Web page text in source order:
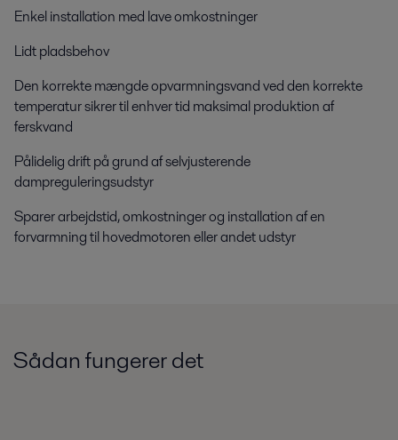
Enkel installation med lave omkostninger
Lidt pladsbehov
Den korrekte mængde opvarmningsvand ved den korrekte
temperatur sikrer til enhver tid maksimal produktion af
ferskvand
Pålidelig drift på grund af selvjusterende
dampreguleringsudstyr
Sparer arbejdstid, omkostninger og installation af en
forvarmning til hovedmotoren eller andet udstyr
Sådan fungerer det